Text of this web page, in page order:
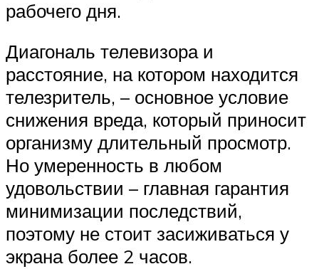
рабочего дня.
Диагональ телевизора и
расстояние, на котором находится
телезритель, – основное условие
снижения вреда, который приносит
организму длительный просмотр.
Но умеренность в любом
удовольствии – главная гарантия
минимизации последствий,
поэтому не стоит засиживаться у
экрана более 2 часов.